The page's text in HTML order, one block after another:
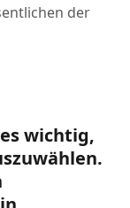
der
wichtig,